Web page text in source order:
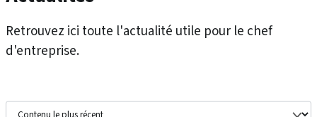
Retrouvez ici toute l'actualité utile pour le chef
d'entreprise.